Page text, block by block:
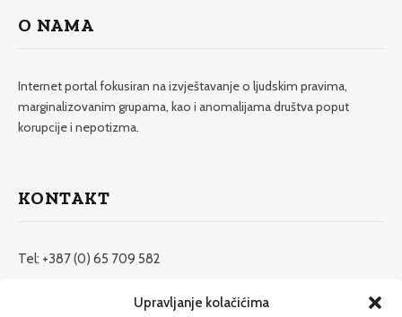
Upravljanje kolačićima
O NAMA
Internet portal fokusiran na izvještavanje o ljudskim pravima,
marginalizovanim grupama, kao i anomalijama društva poput
korupcije i nepotizma.
KONTAKT
Tel: +387 (0) 65 709 582
redakcija@etrafika.net